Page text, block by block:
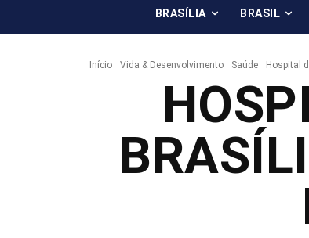
BRASÍLIA BRASIL
Início Vida & Desenvolvimento Saúde Hospital